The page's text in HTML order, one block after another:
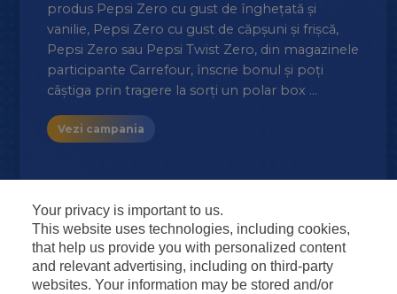
Your privacy is important to us.
This website uses technologies, including cookies,
that help us provide you with personalized content
and relevant advertising, including on third-party
websites. Your information may be stored and/or
produs Pepsi Zero cu gust de înghețată și
vanilie, Pepsi Zero cu gust de căpșuni și frișcă,
Pepsi Zero sau Pepsi Twist Zero, din magazinele
participante Carrefour, înscrie bonul și poți
câștiga prin tragere la sorți un polar box …
Vezi campania